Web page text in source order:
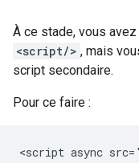
À ce stade, vous
<script/> , mais
script secondaire.
Pour ce faire :